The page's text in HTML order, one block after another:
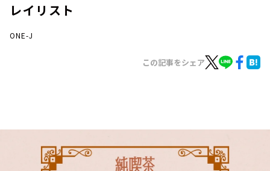
イベント・グッズ
YouTube
レイリスト
ONE-J
この記事をシェア